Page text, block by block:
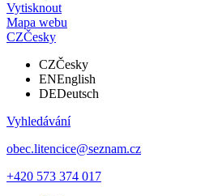
Vytisknout
Mapa webu
CZČesky
CZČesky
ENEnglish
DEDeutsch
Vyhledávání
obec.litencice@seznam.cz
+420 573 374 017